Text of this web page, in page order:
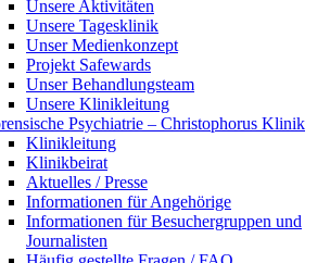
Unsere Aktivitäten
Unsere Tagesklinik
Unser Medienkonzept
Projekt Safewards
Unser Behandlungsteam
Unsere Klinikleitung
Psychiatrie – Christophorus Klinik
Klinikleitung
Klinikbeirat
Aktuelles / Presse
Informationen für Angehörige
Informationen für Besuchergruppen und
Journalisten